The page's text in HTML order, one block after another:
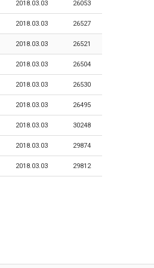
2018.03.03 26053
2018.03.03 26527
2018.03.03 26521
2018.03.03 26504
2018.03.03 26530
2018.03.03 26495
2018.03.03 30248
2018.03.03 29874
2018.03.03 29812